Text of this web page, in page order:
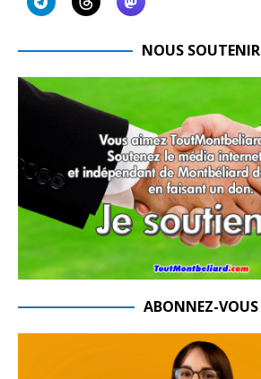
NOUS SOUTENIR
ABONNEZ-VOUS